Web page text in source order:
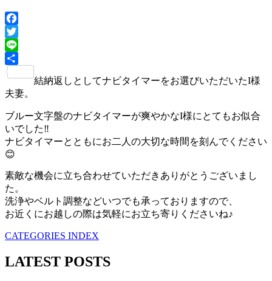
Facebook
Twitter
Line
有
結納返しとしてナビタイマーをお選びいただいたI様
夫妻。
ブルー文字盤のナビタイマーが爽やかなI様にとてもお似合
いでした‼️
ナビタイマーとともにお二人の大切な時間を刻んでください
😊
素敵な機会に立ち合わせていただきありがとうございまし
た。
洗浄やベルト調整などいつでも承っておりますので、
お近くにお越しの際は気軽にお立ち寄りくださいね♪
CATEGORIES INDEX
LATEST POSTS